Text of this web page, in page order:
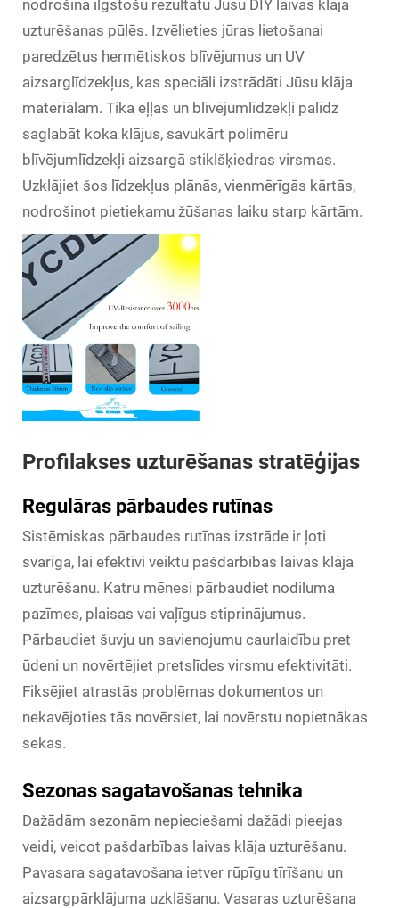
nodrošina ilgstošu rezultātu Jūsu DIY laivas klāja
uzturēšanas pūlēs. Izvēlieties jūras lietošanai
paredzētus hermētiskos blīvējumus un UV
aizsarglīdzekļus, kas speciāli izstrādāti Jūsu klāja
materiālam. Tika eļļas un blīvējumlīdzekļi palīdz
saglabāt koka klājus, savukārt polimēru
blīvējumlīdzekļi aizsargā stiklšķiedras virsmas.
Uzklājiet šos līdzekļus plānās, vienmērīgās kārtās,
nodrošinot pietiekamu žūšanas laiku starp kārtām.
Profilakses uzturēšanas stratēģijas
Regulāras pārbaudes rutīnas
Sistēmiskas pārbaudes rutīnas izstrāde ir ļoti
svarīga, lai efektīvi veiktu pašdarbības laivas klāja
uzturēšanu. Katru mēnesi pārbaudiet nodiluma
pazīmes, plaisas vai vaļīgus stiprinājumus.
Pārbaudiet šuvju un savienojumu caurlaidību pret
ūdeni un novērtējiet pretslīdes virsmu efektivitāti.
Fiksējiet atrastās problēmas dokumentos un
nekavējoties tās novērsiet, lai novērstu nopietnākas
sekas.
Sezonas sagatavošanas tehnika
Dažādām sezonām nepieciešami dažādi pieejas
veidi, veicot pašdarbības laivas klāja uzturēšanu.
Pavasara sagatavošana ietver rūpīgu tīrīšanu un
aizsargpārklājuma uzklāšanu. Vasaras uzturēšana